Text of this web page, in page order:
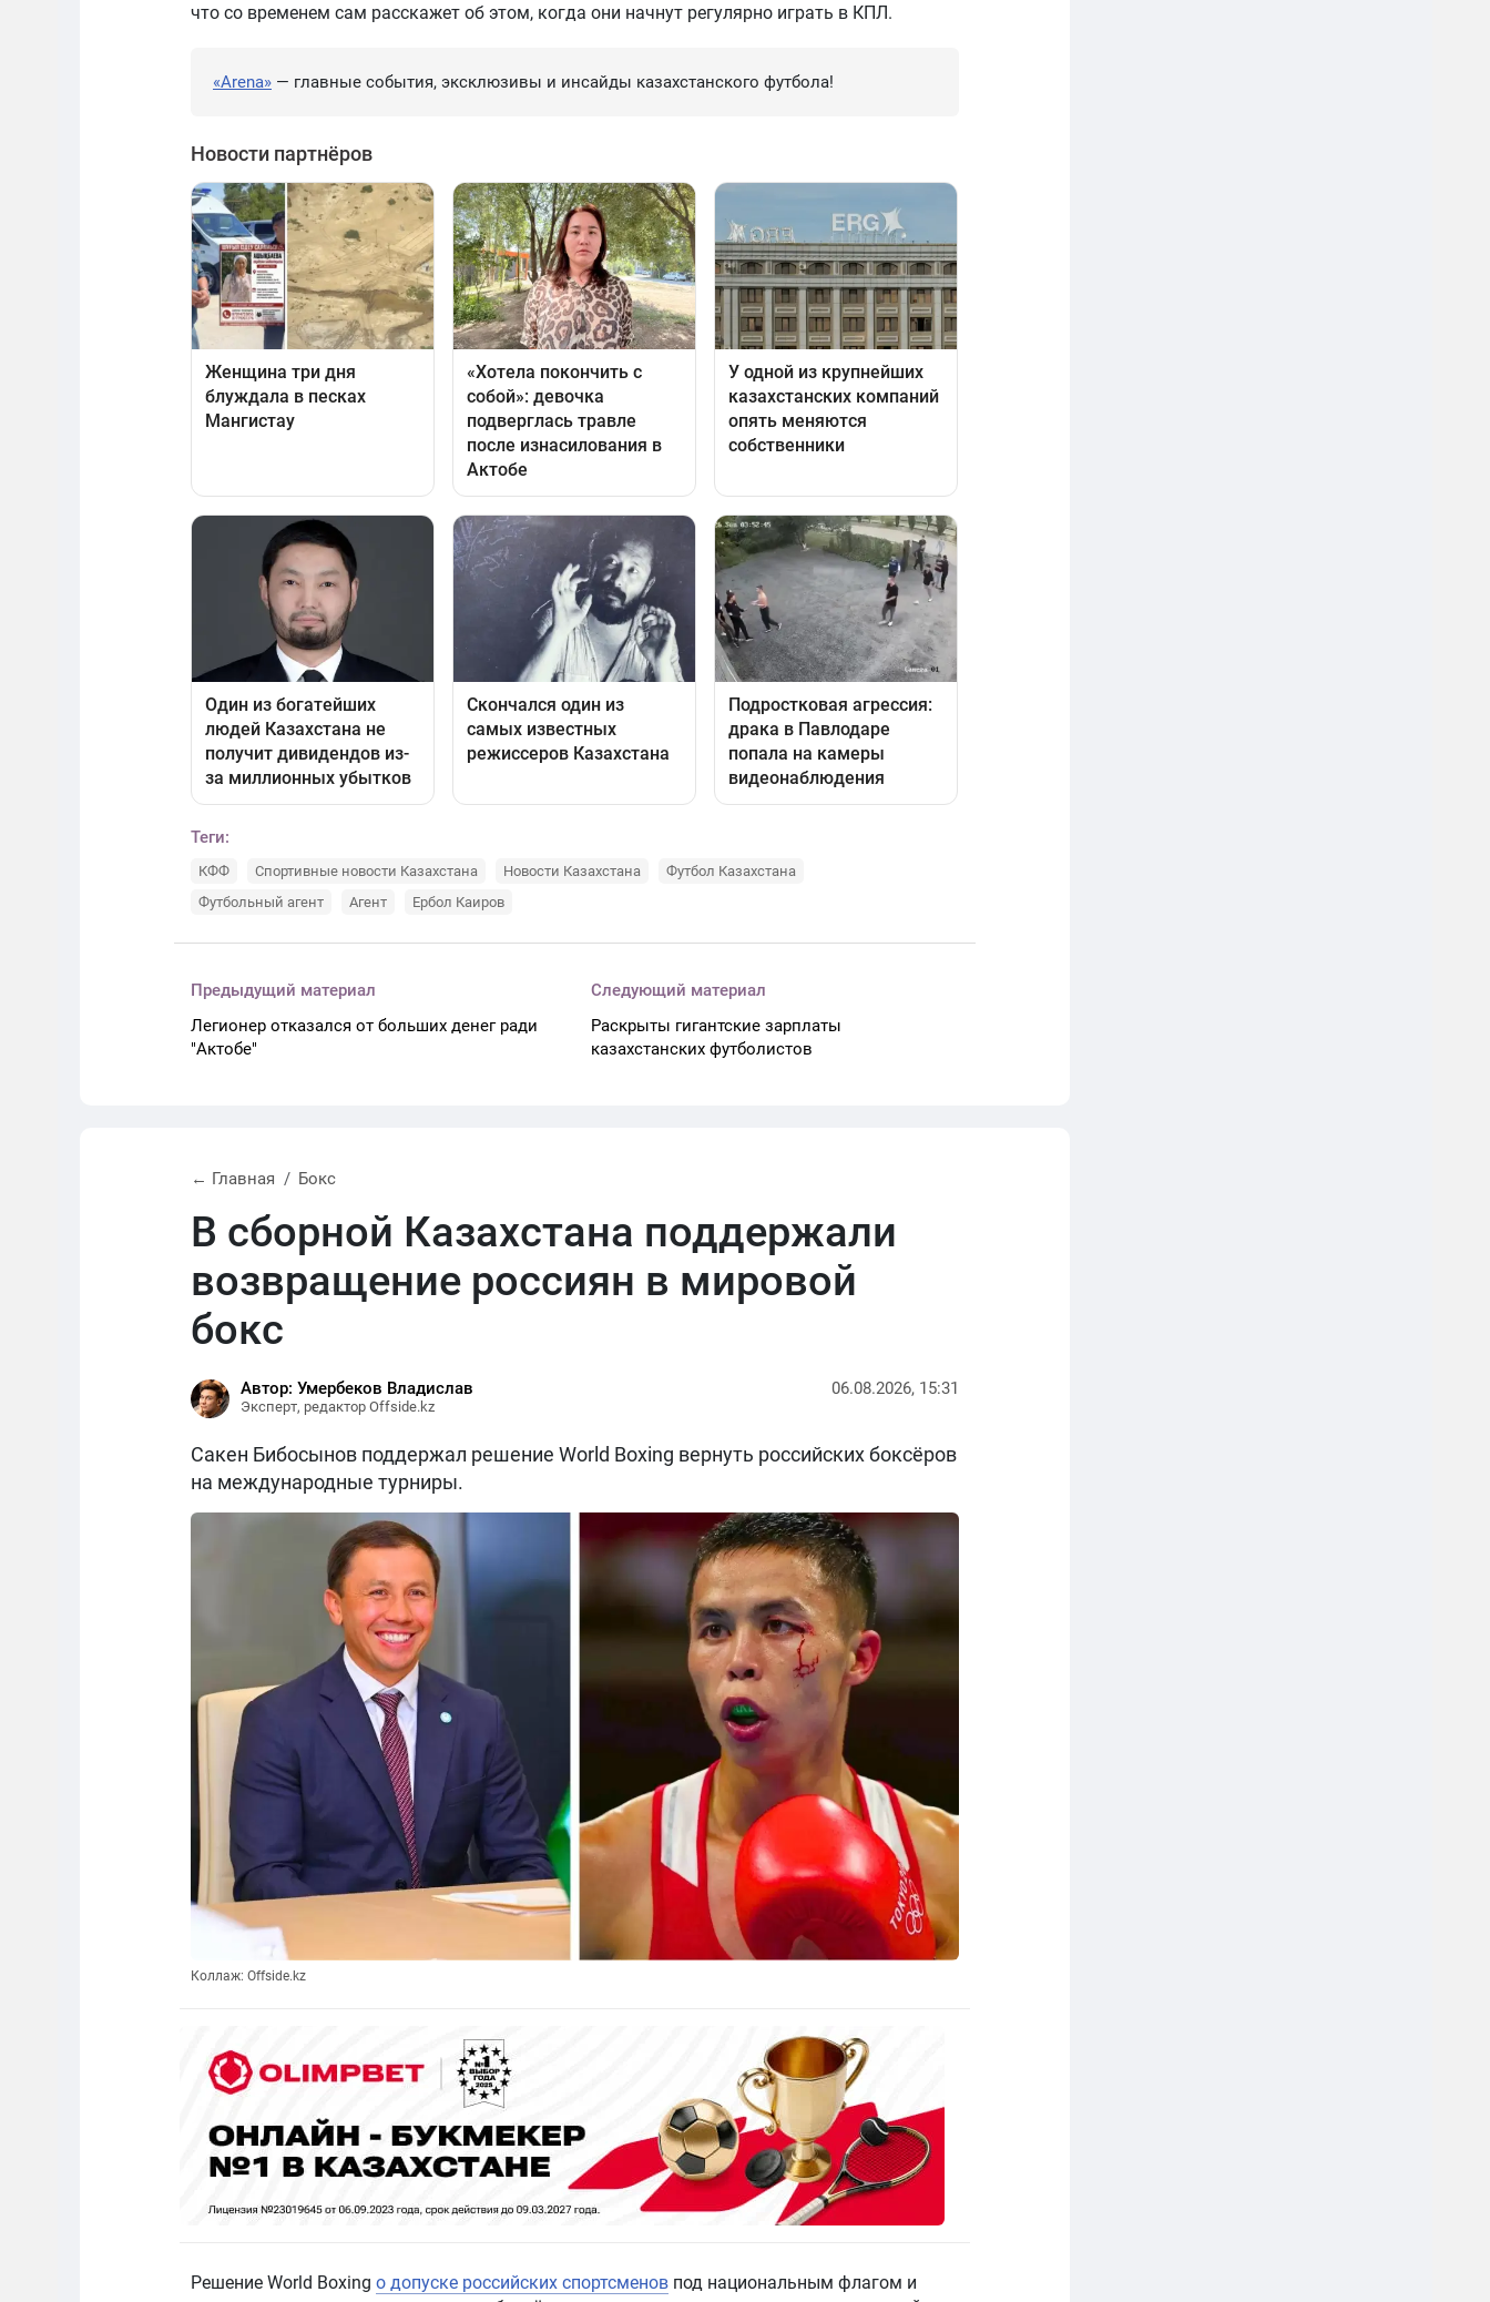
что со временем сам расскажет об этом, когда они начнут регулярно играть в КПЛ.
«Arena» — главные события, эксклюзивы и инсайды казахстанского футбола!
Теги:
КФФ Спортивные новости Казахстана Новости Казахстана
Футбол Казахстана
Футбольный агент
Агент Ербол Каиров
Предыдущий материал
Легионер отказался от больших денег ради
"Актобе"
Следующий материал
Раскрыты гигантские зарплаты
казахстанских футболистов
← Главная Бокс
В сборной Казахстана поддержали
возвращение россиян в мировой
бокс
Автор: Умербеков Владислав
Эксперт, редактор Offside.kz
06.08.2026, 15:31
Сакен Бибосынов поддержал решение World Boxing вернуть российских боксёров
на международные турниры.
Коллаж: Offside.kz
Решение World Boxing о допуске российских спортсменов под национальным флагом и